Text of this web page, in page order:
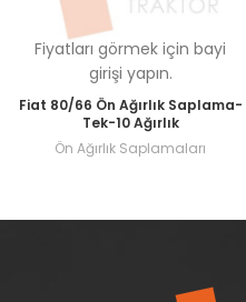
Fiyatları görmek için bayi
girişi yapın.
Fiat 80/66 Ön Ağırlık Saplama-
Tek-10 Ağırlık
Ön Ağırlık Saplamaları